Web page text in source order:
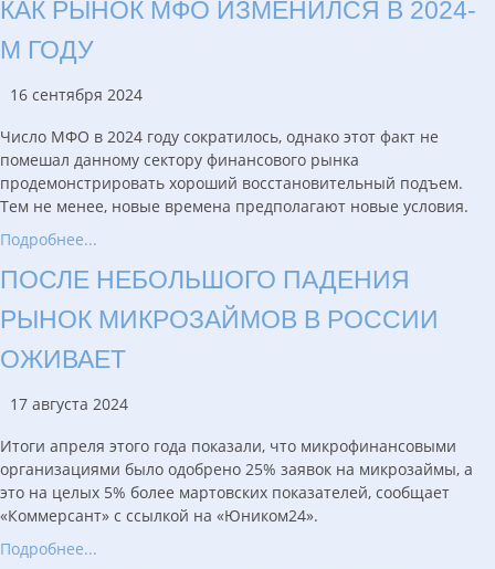
КАК РЫНОК МФО ИЗМЕНИЛСЯ В 2024-
М ГОДУ
16 сентября 2024
Число МФО в 2024 году сократилось, однако этот факт не
помешал данному сектору финансового рынка
продемонстрировать хороший восстановительный подъем.
Тем не менее, новые времена предполагают новые условия.
Подробнее...
ПОСЛЕ НЕБОЛЬШОГО ПАДЕНИЯ
РЫНОК МИКРОЗАЙМОВ В РОССИИ
ОЖИВАЕТ
17 августа 2024
Итоги апреля этого года показали, что микрофинансовыми
организациями было одобрено 25% заявок на микрозаймы, а
это на целых 5% более мартовских показателей, сообщает
«Коммерсант» с ссылкой на «Юником24».
Подробнее...